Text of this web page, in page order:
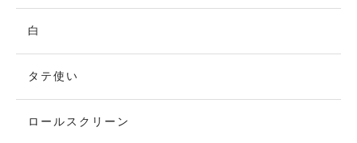
白
タテ使い
ロールスクリーン